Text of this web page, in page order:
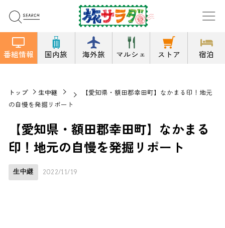
番組情報 国内旅 海外旅 マルシェ ストア 宿泊
トップ 生中継
【愛知県・額田郡幸田町】なかまる印！地元
の自慢を発掘リポート
【愛知県・額田郡幸田町】なかまる
印！地元の自慢を発掘リポート
生中継 2022/11/19